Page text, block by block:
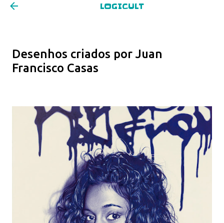
LOGICULT
Desenhos criados por Juan
Francisco Casas